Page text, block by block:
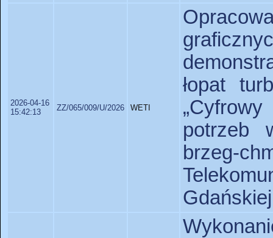
2026-04-16
15:42:13
ZZ/065/009/U/2026 WETI
łopat
potrzeb
brzeg-